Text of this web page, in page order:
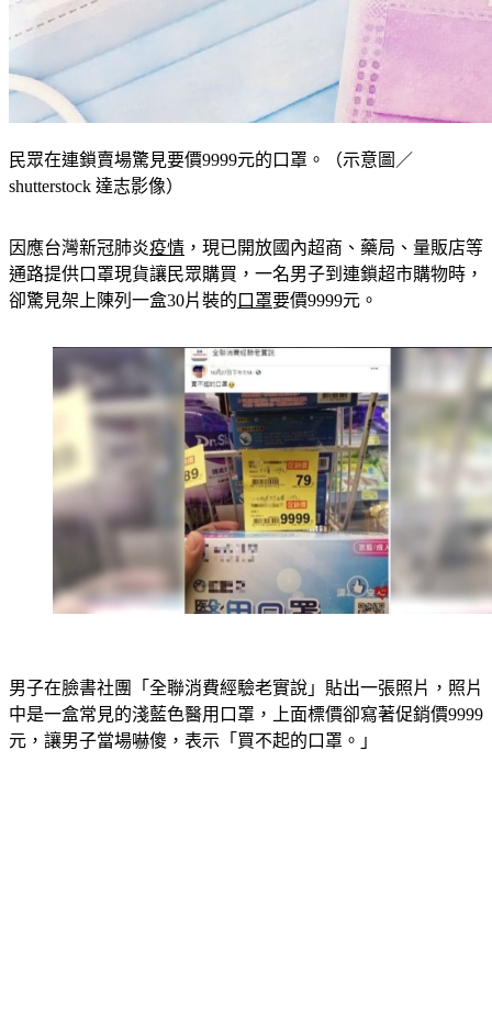
民眾在連鎖賣場驚見要價9999元的口罩。（示意圖／
shutterstock 達志影像）
因應台灣新冠肺炎疫情 ，現已開放國內超商、藥局、量販店等
通路提供口罩現貨讓民眾購買，一名男子到連鎖超市購物時，
卻驚見架上陳列一盒30片裝的 口罩要價9999元。
男子在臉書社團「全聯消費經驗老實說」貼出一張照片，照片
中是一盒常見的淺藍色醫用口罩，上面標價卻寫著促銷價9999
元，讓男子當場嚇傻，表示「買不起的口罩。｣